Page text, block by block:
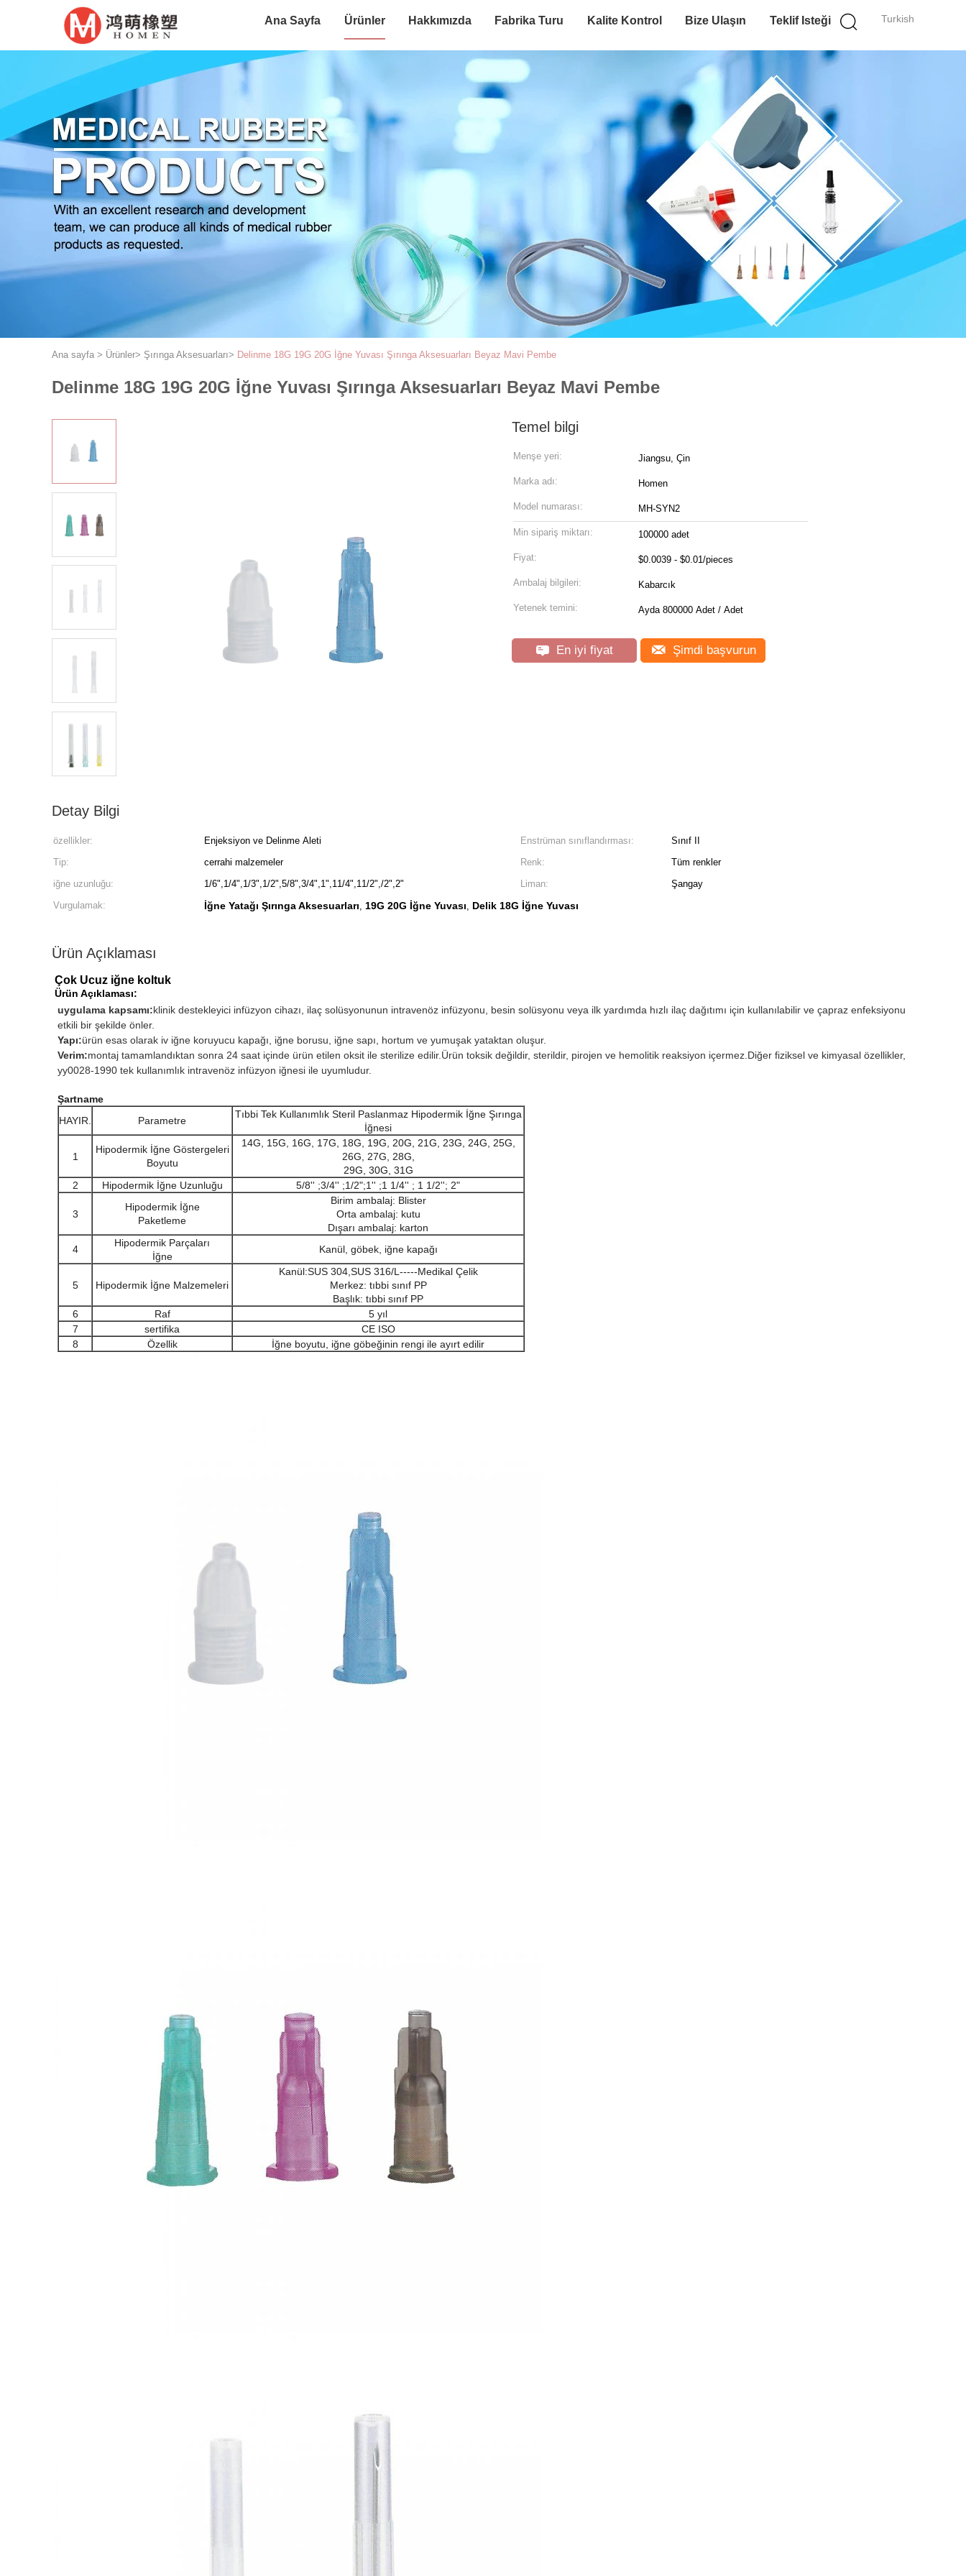
Turkish
Ana Sayfa Ürünler Hakkımızda Fabrika Turu Kalite Kontrol Bize Ulaşın Teklif Isteği
Ana sayfa > Ürünler> Şırınga Aksesuarları> Delinme 18G 19G 20G İğne Yuvası Şırınga Aksesuarları Beyaz Mavi Pembe
Delinme 18G 19G 20G İğne Yuvası Şırınga Aksesuarları Beyaz Mavi Pembe
Temel bilgi
Menşe yeri: Jiangsu, Çin
Marka adı: Homen
Model numarası: MH-SYN2
Min sipariş miktarı: 100000 adet
Fiyat: $0.0039 - $0.01/pieces
Ambalaj bilgileri: Kabarcık
Yetenek temini: Ayda 800000 Adet / Adet
En iyi fiyat Şimdi başvurun
Detay Bilgi
özellikler: Enjeksiyon ve Delinme Aleti Enstrüman sınıflandırması:
Sınıf II
Tip:
cerrahi malzemeler Renk:
Tüm renkler
iğne uzunluğu:
1/6",1/4",1/3",1/2",5/8",3/4",1",11/4",11/2",/2",2" Liman:
Şangay
Vurgulamak:
İğne Yatağı Şırınga Aksesuarları, 19G 20G İğne Yuvası, Delik 18G İğne Yuvası
Ürün Açıklaması
Çok Ucuz iğne koltuk
Ürün Açıklaması:
uygulama kapsamı:klinik destekleyici infüzyon cihazı, ilaç solüsyonunun intravenöz infüzyonu, besin solüsyonu veya ilk yardımda hızlı ilaç dağıtımı için kullanılabilir ve çapraz enfeksiyonu
etkili bir şekilde önler.
Yapı:ürün esas olarak iv iğne koruyucu kapağı, iğne borusu, iğne sapı, hortum ve yumuşak yataktan oluşur.
Verim:montaj tamamlandıktan sonra 24 saat içinde ürün etilen oksit ile sterilize edilir.Ürün toksik değildir, sterildir, pirojen ve hemolitik reaksiyon içermez.Diğer fiziksel ve kimyasal özellikler,
yy0028-1990 tek kullanımlık intravenöz infüzyon iğnesi ile uyumludur.
Şartname
HAYIR.
Parametre
Tıbbi Tek Kullanımlık Steril Paslanmaz Hipodermik İğne Şırınga
İğnesi
1
Hipodermik İğne Göstergeleri
Boyutu
14G, 15G, 16G, 17G, 18G, 19G, 20G, 21G, 23G, 24G, 25G,
26G, 27G, 28G,
29G, 30G, 31G
2
Hipodermik İğne Uzunluğu 5/8'' ;3/4'' ;1/2";1'' ;1 1/4'' ; 1 1/2''; 2"
3
Hipodermik İğne
Paketleme
Birim ambalaj: Blister
Orta ambalaj: kutu
Dışarı ambalaj: karton
4
Hipodermik Parçaları
İğne
Kanül, göbek, iğne kapağı
5 Hipodermik İğne Malzemeleri
Kanül:SUS 304,SUS 316/L-----Medikal Çelik
Merkez: tıbbi sınıf PP
Başlık: tıbbi sınıf PP
6
Raf
5 yıl
7
sertifika
CE ISO
8
Özellik İğne boyutu, iğne göbeğinin rengi ile ayırt edilir